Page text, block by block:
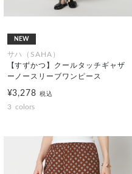
NEW
サハ（SAHA）
【すずかつ】クールタッチギャザ
ーノースリーブワンピース
¥3,278税込
3 colors